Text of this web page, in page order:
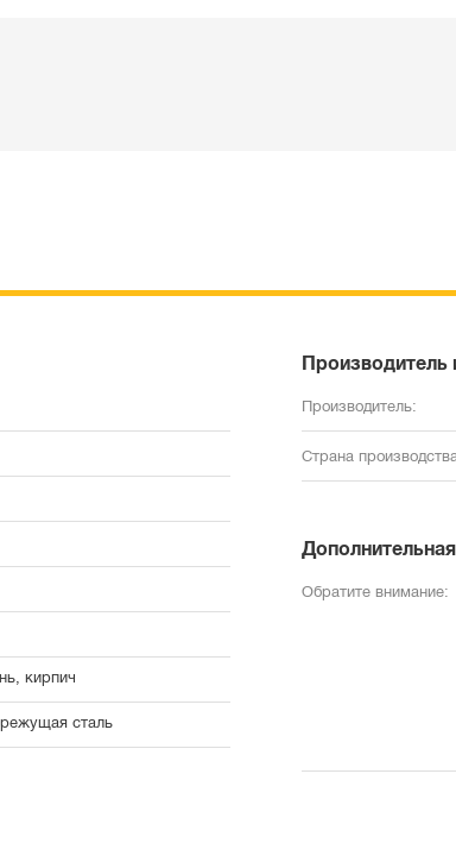
кирпич
сталь
Производитель
Производитель:
Страна
Обратите внимание: